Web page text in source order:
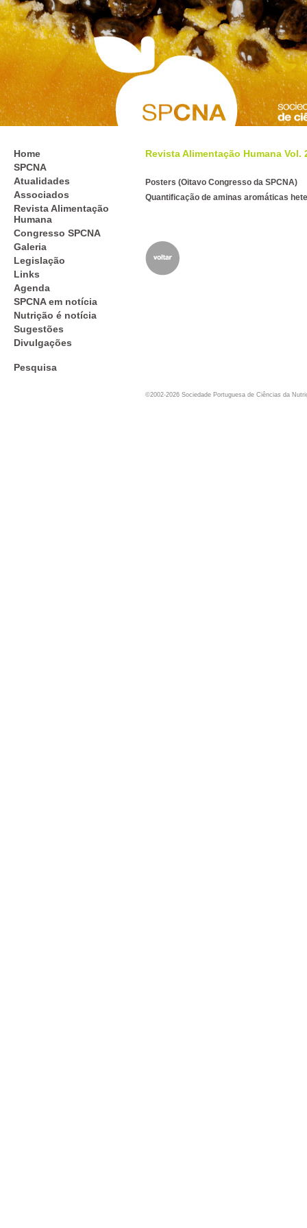
Home
SPCNA
Atualidades
Associados
Revista Alimentação
Humana
Congresso SPCNA
Galeria
Legislação
Links
Agenda
SPCNA em notícia
Nutrição é notícia
Sugestões
Divulgações
Pesquisa
Revista Alimentação Humana Vol.
Posters (Oitavo Congresso da SPCNA)
Quantificação de aminas aromáticas
©2002-2026 Sociedade Portuguesa de Ciências da